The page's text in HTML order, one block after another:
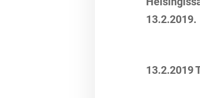
13.2.2019.
13.2.2019